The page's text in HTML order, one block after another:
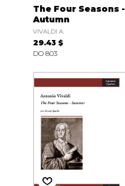
The Four Seasons -
Autumn
VIVALDI A.
29.43 $
DO 803